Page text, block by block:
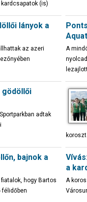
(is)
lányok a
az azeri
A
gödöllői
adtak
bajnok a
hogy Bartos
félidőben
a
A